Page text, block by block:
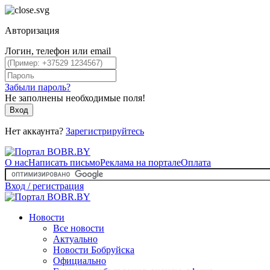
Авторизация
Логин, телефон или email
Забыли пароль?
Не заполнены необходимые поля!
Вход
Нет аккаунта? Зарегистрируйтесь
О насНаписать письмоРеклама на порталеОплата
Вход / регистрация
Новости
Все новости
Актуально
Новости Бобруйска
Официально